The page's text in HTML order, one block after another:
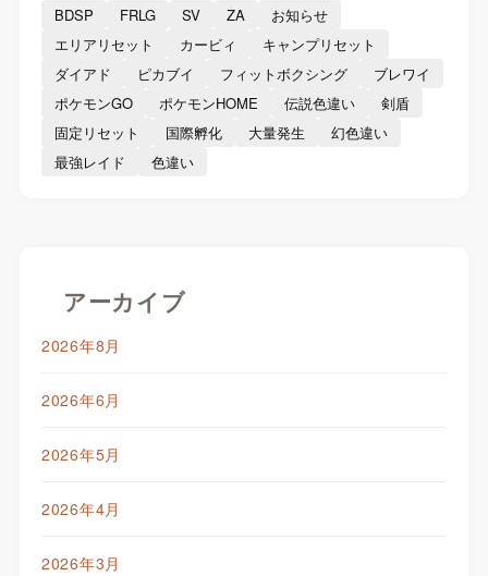
BDSP FRLG SV ZA
お知らせ
エリアリセット
カービィ
キャンプリセット
ダイアド
ピカブイ フィットボクシング
ブレワイ
ポケモンGO
ポケモンHOME 伝説色違い
剣盾
固定リセット
国際孵化 大量発生
幻色違い
最強レイド
色違い
アーカイブ
2026年8月
2026年6月
2026年5月
2026年4月
2026年3月